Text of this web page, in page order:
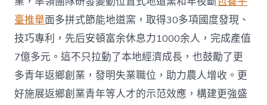
臺推舉面多拼式節能地道窯，取得30多項國度發現、
技巧專利，先后安頓富余休息力1000余人，完成產值
7億多元。這不只拉動了本地經濟成長，也鼓勵了更
多青年返鄉創業，發明失業職位，助力農人增收。更
好施展返鄉創業青年等人才的示范效應，構建更強盛